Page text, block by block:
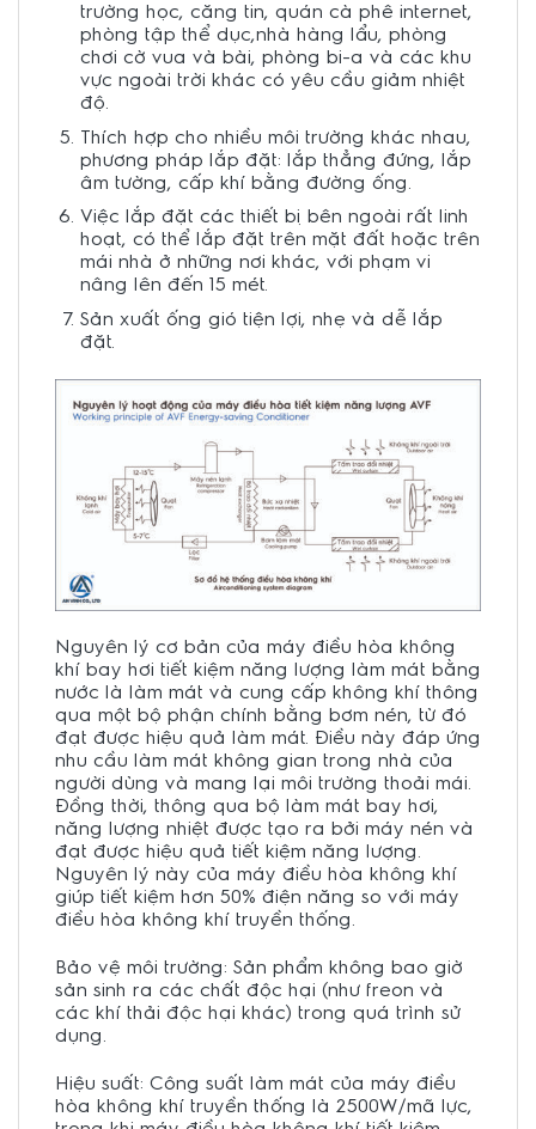
trường học, căng tin, quán cà phê internet,
phòng tập thể dục,nhà hàng lẩu, phòng
chơi cờ vua và bài, phòng bi-a và các khu
vực ngoài trời khác có yêu cầu giảm nhiệt
độ.
Thích hợp cho nhiều môi trường khác nhau,
phương pháp lắp đặt: lắp thẳng đứng, lắp
âm tường, cấp khí bằng đường ống.
Việc lắp đặt các thiết bị bên ngoài rất linh
hoạt, có thể lắp đặt trên mặt đất hoặc trên
mái nhà ở những nơi khác, với phạm vi
nâng lên đến 15 mét.
Sản xuất ống gió tiện lợi, nhẹ và dễ lắp
đặt.
Nguyên lý cơ bản của máy điều hòa không
khí bay hơi tiết kiệm năng lượng làm mát bằng
nước là làm mát và cung cấp không khí thông
qua một bộ phận chính bằng bơm nén, từ đó
đạt được hiệu quả làm mát. Điều này đáp ứng
nhu cầu làm mát không gian trong nhà của
người dùng và mang lại môi trường thoải mái.
Đồng thời, thông qua bộ làm mát bay hơi,
năng lượng nhiệt được tạo ra bởi máy nén và
đạt được hiệu quả tiết kiệm năng lượng.
Nguyên lý này của máy điều hòa không khí
giúp tiết kiệm hơn 50% điện năng so với máy
điều hòa không khí truyền thống.
Bảo vệ môi trường: Sản phẩm không bao giờ
sản sinh ra các chất độc hại (như freon và
các khí thải độc hại khác) trong quá trình sử
dụng.
Hiệu suất: Công suất làm mát của máy điều
hòa không khí truyền thống là 2500W/mã lực,